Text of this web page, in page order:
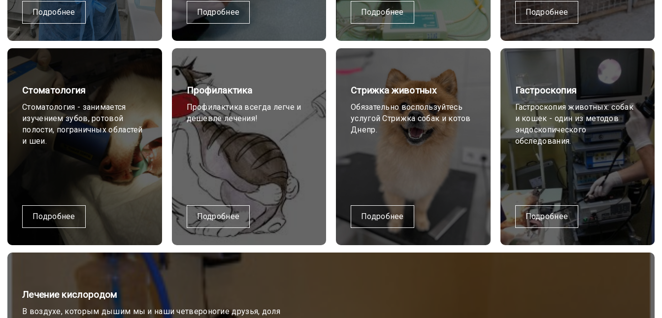
Подробнее Подробнее Подробнее Подробнее
Стоматология
Стоматология - занимается
изучением зубов, ротовой
полости, пограничных областей
и шеи.
Подробнее
Профилактика
Профилактика всегда легче и
дешевле лечения!
Подробнее
Стрижка животных
Обязательно воспользуйтесь
услугой Стрижка собак и котов
Днепр.
Подробнее
Гастроскопия
Гастроскопия животных: собак
и кошек - один из методов
эндоскопического
обследования.
Подробнее
Лечение кислородом
В воздухе, которым дышим мы и наши четвероногие друзья, доля